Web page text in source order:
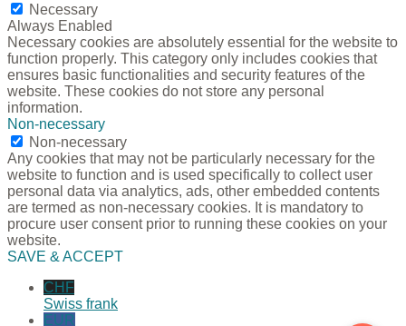
Necessary
Always Enabled
Necessary cookies are absolutely essential for the website to
function properly. This category only includes cookies that
ensures basic functionalities and security features of the
website. These cookies do not store any personal
information.
Non-necessary
Non-necessary
Any cookies that may not be particularly necessary for the
website to function and is used specifically to collect user
personal data via analytics, ads, other embedded contents
are termed as non-necessary cookies. It is mandatory to
procure user consent prior to running these cookies on your
website.
SAVE & ACCEPT
CHF
Swiss frank
EUR